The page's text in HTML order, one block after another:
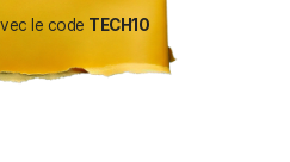
le code TECH10